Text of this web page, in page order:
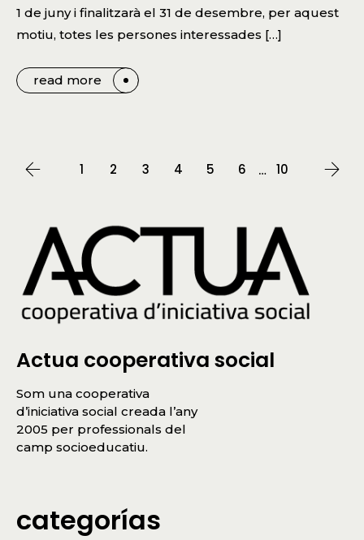
1 de juny i finalitzarà el 31 de desembre, per aquest
motiu, totes les persones interessades […]
read more
1 2 3 4 5 6 … 10
Actua cooperativa social
Som una cooperativa
d’iniciativa social creada l’any
2005 per professionals del
camp socioeducatiu.
categorías